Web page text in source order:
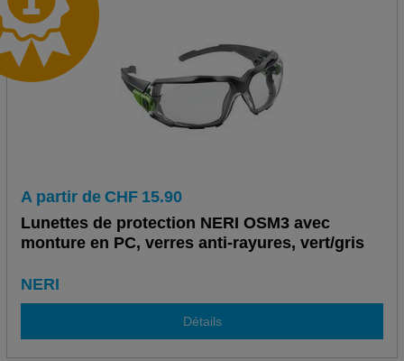
A partir de CHF 15.90
Lunettes de protection NERI OSM3 avec
monture en PC, verres anti-rayures, vert/gris
NERI
Détails